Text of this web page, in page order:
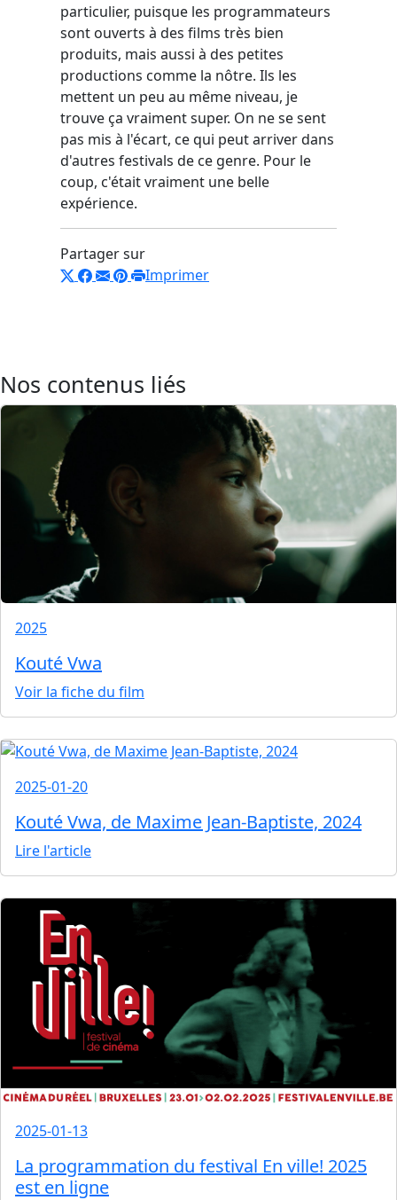
particulier, puisque les programmateurs
sont ouverts à des films très bien
produits, mais aussi à des petites
productions comme la nôtre. Ils les
mettent un peu au même niveau, je
trouve ça vraiment super. On ne se sent
pas mis à l'écart, ce qui peut arriver dans
d'autres festivals de ce genre. Pour le
coup, c'était vraiment une belle
expérience.
Partager sur
Imprimer
Nos contenus liés
2025
Kouté Vwa
Voir la fiche du film
2025-01-20
Kouté Vwa, de Maxime Jean-Baptiste, 2024
Lire l'article
2025-01-13
La programmation du festival En ville! 2025
est en ligne